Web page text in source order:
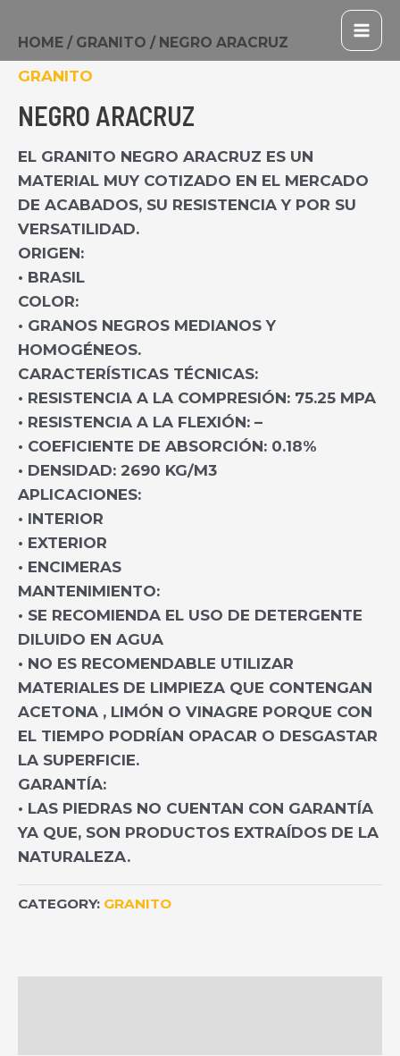
AL
CONTENIDO
HOME / GRANITO / NEGRO ARACRUZ
GRANITO
NEGRO ARACRUZ
EL GRANITO NEGRO ARACRUZ ES UN
MATERIAL MUY COTIZADO EN EL MERCADO
DE ACABADOS, SU RESISTENCIA Y POR SU
VERSATILIDAD.
ORIGEN:
• BRASIL
COLOR:
• GRANOS NEGROS MEDIANOS Y
HOMOGÉNEOS.
CARACTERÍSTICAS TÉCNICAS:
• RESISTENCIA A LA COMPRESIÓN: 75.25 MPA
• RESISTENCIA A LA FLEXIÓN: –
• COEFICIENTE DE ABSORCIÓN: 0.18%
• DENSIDAD: 2690 KG/M3
APLICACIONES:
• INTERIOR
• EXTERIOR
• ENCIMERAS
MANTENIMIENTO:
• SE RECOMIENDA EL USO DE DETERGENTE
DILUIDO EN AGUA
• NO ES RECOMENDABLE UTILIZAR
MATERIALES DE LIMPIEZA QUE CONTENGAN
ACETONA , LIMÓN O VINAGRE PORQUE CON
EL TIEMPO PODRÍAN OPACAR O DESGASTAR
LA SUPERFICIE.
GARANTÍA:
• LAS PIEDRAS NO CUENTAN CON GARANTÍA
YA QUE, SON PRODUCTOS EXTRAÍDOS DE LA
NATURALEZA.
CATEGORY: GRANITO